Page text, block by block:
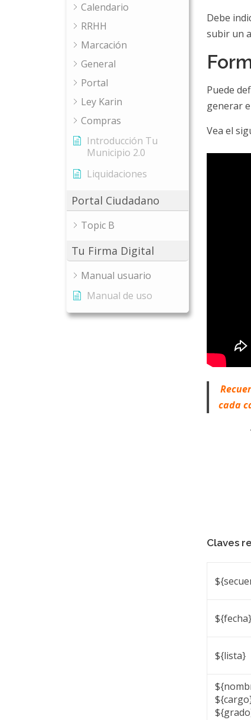
Calendario
RRHH
Marcación
General
Portal
Ley Karin
Compras
Introducción Tu
Municipio 2.0
Liquidaciones
Portal Ciudadano
Topic B
Tu Firma Digital
Manual usuario
Manual de uso
Debe
subir un
Puede
generar
Vea el
cada
Claves
${fecha}
${lista}